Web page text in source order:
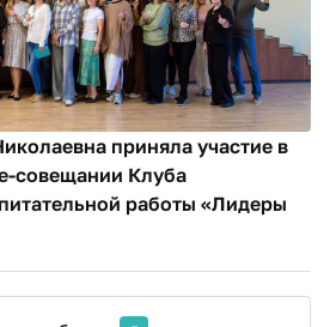
приняла участие в
совещании Клуба
работы «Лидеры